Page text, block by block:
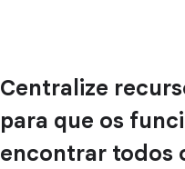
Centralize
para que os
encontrar todos